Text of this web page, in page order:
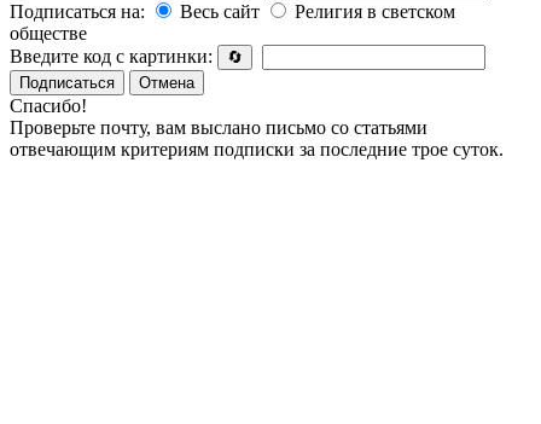
Подписаться на:
Весь сайт
Религия в светском
обществе
Введите код с картинки:
🔄
Подписаться
Отмена
Спасибо!
Проверьте почту, вам выслано письмо со статьями
отвечающим критериям подписки за последние трое суток.